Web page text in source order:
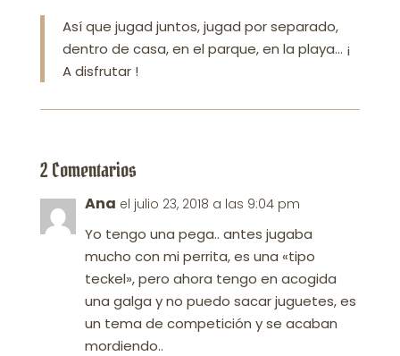
Así que jugad juntos, jugad por separado,
dentro de casa, en el parque, en la playa… ¡
A disfrutar !
2 Comentarios
Ana el julio 23, 2018 a las 9:04 pm
Yo tengo una pega.. antes jugaba
mucho con mi perrita, es una «tipo
teckel», pero ahora tengo en acogida
una galga y no puedo sacar juguetes, es
un tema de competición y se acaban
mordiendo..